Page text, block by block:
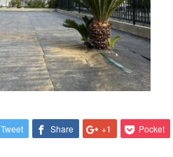
Tweet Share +1 Pocket